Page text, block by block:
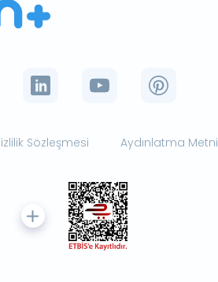
Sözleşmesi Aydınlatma Metni